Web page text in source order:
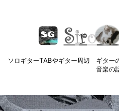
ソロギターTABやギター周辺 ギター
音楽の